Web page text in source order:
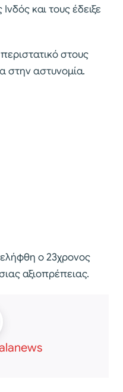
και τους έδειξε
στους
στην αστυνομία.
ο 23χρονος
αξιοπρέπειας.